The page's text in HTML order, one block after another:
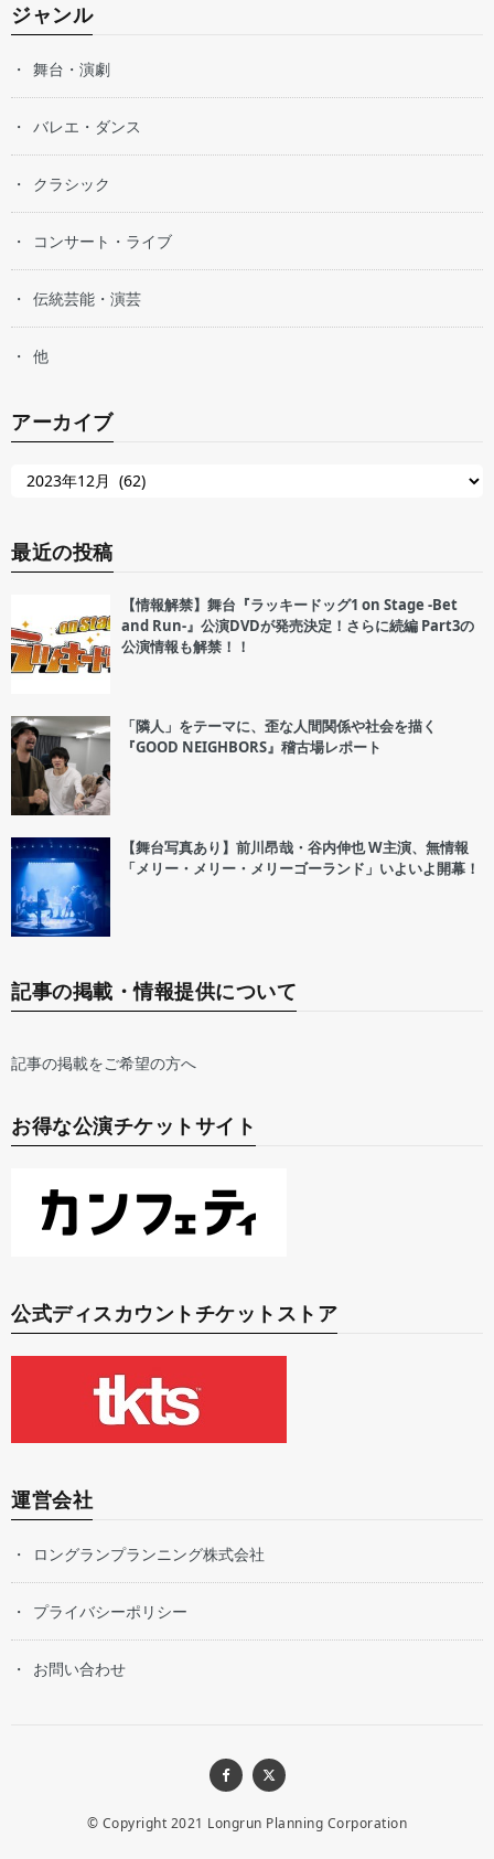
ジャンル
舞台・演劇
バレエ・ダンス
クラシック
コンサート・ライブ
伝統芸能・演芸
他
アーカイブ
最近の投稿
【情報解禁】舞台『ラッキードッグ1 on Stage -Bet
and Run-』公演DVDが発売決定！さらに続編 Part3の
公演情報も解禁！！
「隣人」をテーマに、歪な人間関係や社会を描く
『GOOD NEIGHBORS』稽古場レポート
【舞台写真あり】前川昂哉・谷内伸也 W主演、無情報
「メリー・メリー・メリーゴーランド」いよいよ開幕！
記事の掲載・情報提供について
記事の掲載をご希望の方へ
お得な公演チケットサイト
公式ディスカウントチケットストア
運営会社
ロングランプランニング株式会社
プライバシーポリシー
お問い合わせ
© Copyright 2021 Longrun Planning Corporation